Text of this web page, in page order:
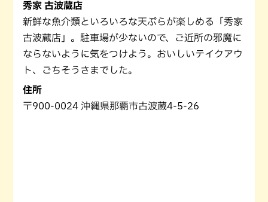
秀家 古波蔵店
新鮮な魚介類といろいろな天ぷらが楽しめる「秀家
古波蔵店」。駐車場が少ないので、ご近所の邪魔に
ならないように気をつけよう。おいしいテイクアウ
ト、ごちそうさまでした。
住所
〒900-0024 沖縄県那覇市古波蔵4-5-26